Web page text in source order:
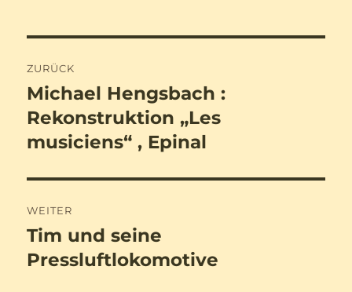
ZURÜCK
Vorheriger
Beitrag:
Michael Hengsbach :
Rekonstruktion „Les
musiciens“ , Epinal
WEITER
Nächster
Beitrag:
Tim und seine
Pressluftlokomotive